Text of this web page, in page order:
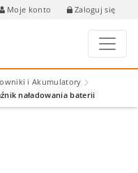
Moje konto Zaloguj się
i Akumulatory
naładowania baterii